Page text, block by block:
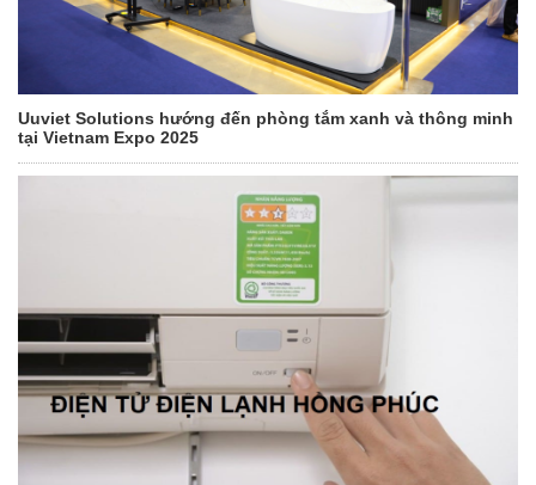
Uuviet Solutions hướng đến phòng tắm xanh và thông minh
tại Vietnam Expo 2025